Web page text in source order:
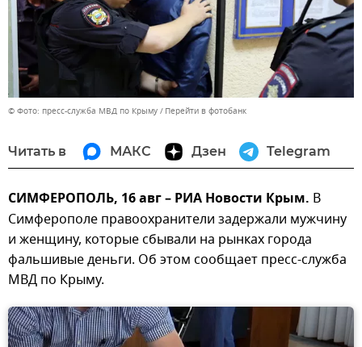
© Фото: пресс-служба МВД по Крыму Перейти в фотобанк
Читать в МАКС Дзен Telegram
СИМФЕРОПОЛЬ, 16 авг – РИА Новости Крым. В
Симферополе правоохранители задержали мужчину
и женщину, которые сбывали на рынках города
фальшивые деньги. Об этом сообщает пресс-служба
МВД по Крыму.